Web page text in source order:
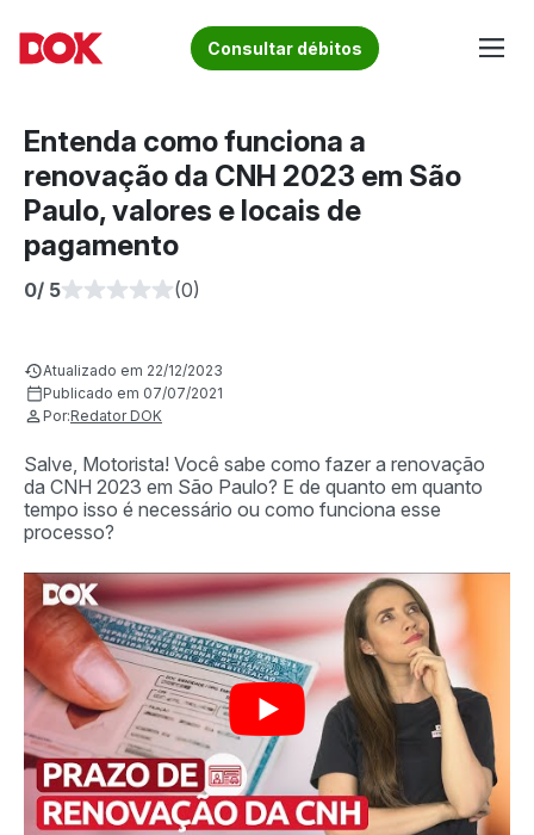
content
Acesse o Blog e conheça todos os nossos artigos | DOK
Fique por dentro de artigos sobre o trânsito brasileiro!
Conheça informações sobre licenciamento, ipva, multas e
Consultar débitos
Entenda como funciona a
renovação da CNH 2023 em São
Paulo, valores e locais de
pagamento
0/ 5 (0)
Atualizado em 22/12/2023
Publicado em 07/07/2021
Por:Redator DOK
Salve, Motorista! Você sabe como fazer a renovação
da CNH 2023 em São Paulo? E de quanto em quanto
tempo isso é necessário ou como funciona esse
processo?